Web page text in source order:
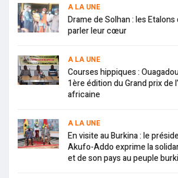
A LA UNE
Drame de Solhan : les
parler leur cœur
A LA UNE
Courses hippiques :
1ère édition du Grand prix de
africaine
A LA UNE
En visite au Burkina : le
Akufo-Addo exprime la
et de son pays au peuple